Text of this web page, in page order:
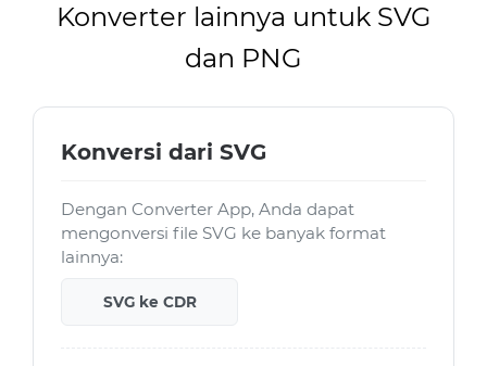
Konverter lainnya untuk SVG
dan PNG
Konversi dari SVG
Dengan Converter App, Anda dapat
mengonversi file SVG ke banyak format
lainnya:
SVG ke CDR